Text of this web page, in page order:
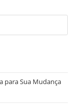
para Sua Mudança